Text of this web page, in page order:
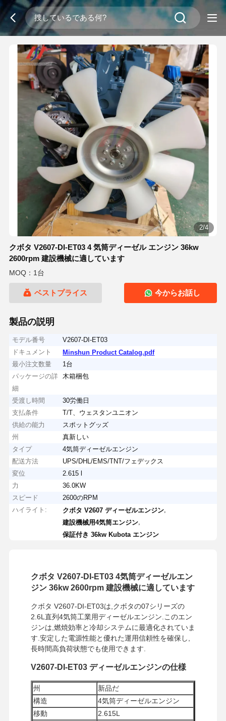
2/4
クボタ V2607-DI-ET03 4 気筒ディーゼル エンジン 36kw
2600rpm 建設機械に適しています
MOQ：1台
ベストプライス 今からお話し
製品の説明
モデル番号
V2607-DI-ET03
ドキュメント
Minshun Product Catalog.pdf
最小注文数量
1台
パッケージの詳
細
木箱梱包
受渡し時間
30労働日
支払条件
T/T、ウェスタンユニオン
供給の能力
スポットグッズ
州
真新しい
タイプ
4気筒ディーゼルエンジン
配送方法
UPS/DHL/EMS/TNT/フェデックス
変位
2.615 l
力
36.0KW
スピード
2600のRPM
ハイライト:
クボタ V2607 ディーゼルエンジン
建設機械用4気筒エンジン
保証付き 36kw Kubota エンジン
クボタ V2607-DI-ET03 4気筒ディーゼルエン
ジン 36kw 2600rpm 建設機械に適しています
クボタ V2607-DI-ET03は,クボタの07シリーズの
2.6L直列4気筒工業用ディーゼルエンジン.このエン
ジンは,燃焼効率と冷却システムに最適化されていま
す.安定した電源性能と優れた運用信頼性を確保し,
長時間高負荷状態でも使用できます.
V2607-DI-ET03 ディーゼルエンジンの仕様
州
新品だ
構造
4気筒ディーゼルエンジン
移動
2.615L